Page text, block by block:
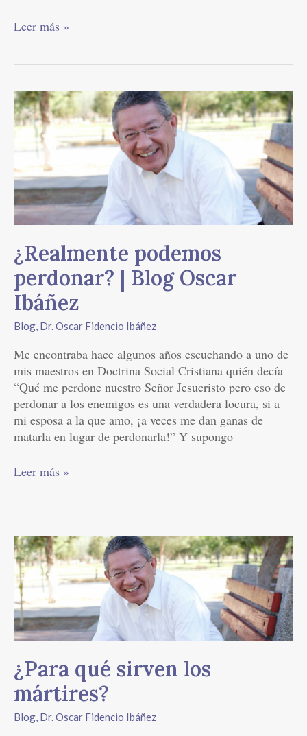
Leer más »
¿Realmente podemos
perdonar? | Blog Oscar
Ibáñez
Blog, Dr. Oscar Fidencio Ibáñez
Me encontraba hace algunos años escuchando a uno de
mis maestros en Doctrina Social Cristiana quién decía
“Qué me perdone nuestro Señor Jesucristo pero eso de
perdonar a los enemigos es una verdadera locura, si a
mi esposa a la que amo, ¡a veces me dan ganas de
matarla en lugar de perdonarla!” Y supongo
¿Realmente
podemos
perdonar?
Blog
Oscar
Ibáñez
Leer más »
¿Para qué sirven los
mártires?
Blog, Dr. Oscar Fidencio Ibáñez
¿Para
qué
sirven
los
mártires?